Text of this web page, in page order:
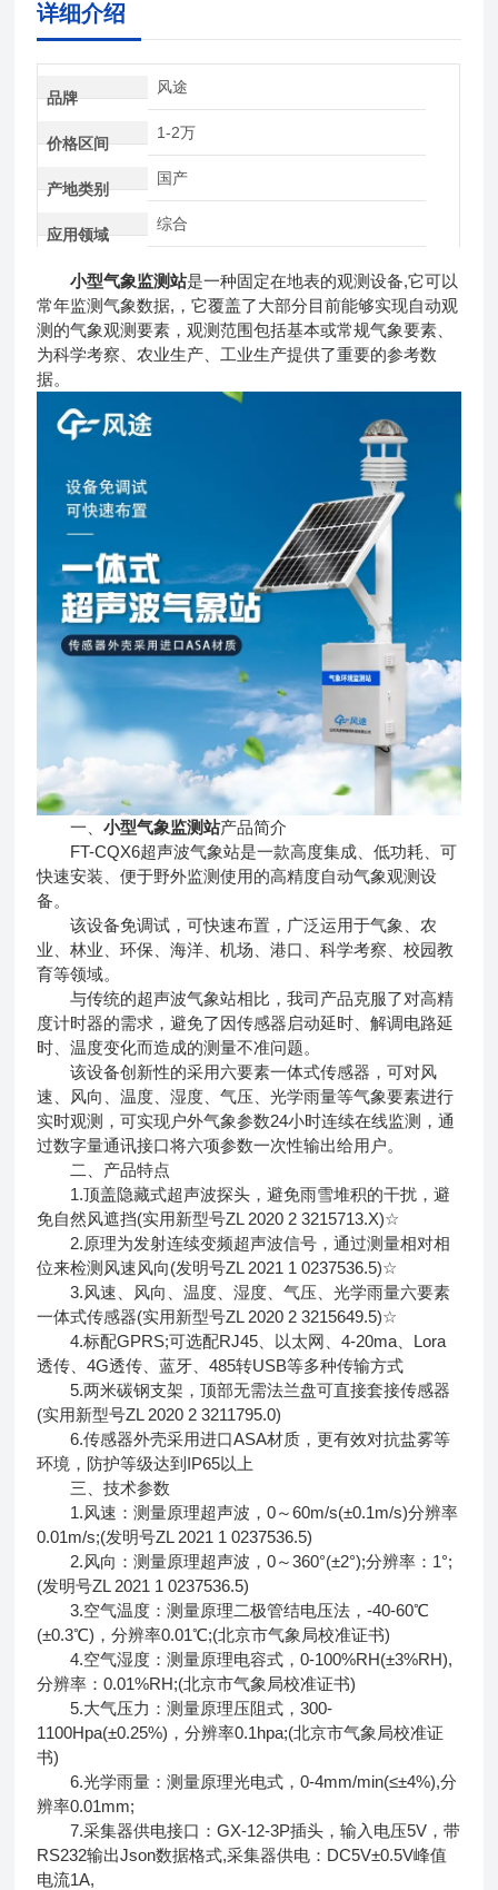
详细介绍
品牌
风途
价格区间
1-2万
产地类别
国产
应用领域
综合
小型气象监测站是一种固定在地表的观测设备,它可以
常年监测气象数据,，它覆盖了大部分目前能够实现自动观
测的气象观测要素，观测范围包括基本或常规气象要素、
为科学考察、农业生产、工业生产提供了重要的参考数
据。
一、小型气象监测站产品简介
FT-CQX6超声波气象站是一款高度集成、低功耗、可
快速安装、便于野外监测使用的高精度自动气象观测设
备。
该设备免调试，可快速布置，广泛运用于气象、农
业、林业、环保、海洋、机场、港口、科学考察、校园教
育等领域。
与传统的超声波气象站相比，我司产品克服了对高精
度计时器的需求，避免了因传感器启动延时、解调电路延
时、温度变化而造成的测量不准问题。
该设备创新性的采用六要素一体式传感器，可对风
速、风向、温度、湿度、气压、光学雨量等气象要素进行
实时观测，可实现户外气象参数24小时连续在线监测，通
过数字量通讯接口将六项参数一次性输出给用户。
二、产品特点
1.顶盖隐藏式超声波探头，避免雨雪堆积的干扰，避
免自然风遮挡(实用新型号ZL 2020 2 3215713.X)☆
2.原理为发射连续变频超声波信号，通过测量相对相
位来检测风速风向(发明号ZL 2021 1 0237536.5)☆
3.风速、风向、温度、湿度、气压、光学雨量六要素
一体式传感器(实用新型号ZL 2020 2 3215649.5)☆
4.标配GPRS;可选配RJ45、以太网、4-20ma、Lora
透传、4G透传、蓝牙、485转USB等多种传输方式
5.两米碳钢支架，顶部无需法兰盘可直接套接传感器
(实用新型号ZL 2020 2 3211795.0)
6.传感器外壳采用进口ASA材质，更有效对抗盐雾等
环境，防护等级达到IP65以上
三、技术参数
1.风速：测量原理超声波，0～60m/s(±0.1m/s)分辨率
0.01m/s;(发明号ZL 2021 1 0237536.5)
2.风向：测量原理超声波，0～360°(±2°);分辨率：1°;
(发明号ZL 2021 1 0237536.5)
3.空气温度：测量原理二极管结电压法，-40-60℃
(±0.3℃)，分辨率0.01℃;(北京市气象局校准证书)
4.空气湿度：测量原理电容式，0-100%RH(±3%RH),
分辨率：0.01%RH;(北京市气象局校准证书)
5.大气压力：测量原理压阻式，300-
1100Hpa(±0.25%)，分辨率0.1hpa;(北京市气象局校准证
书)
6.光学雨量：测量原理光电式，0-4mm/min(≤±4%),分
辨率0.01mm;
7.采集器供电接口：GX-12-3P插头，输入电压5V，带
RS232输出Json数据格式,采集器供电：DC5V±0.5V峰值
电流1A,